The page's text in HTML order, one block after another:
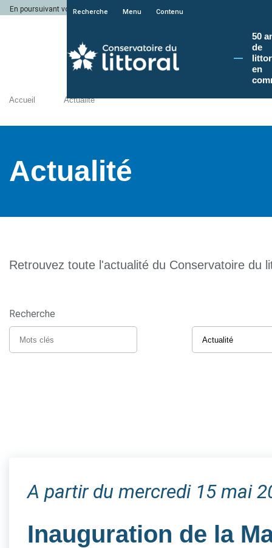
En poursuivant votre navigation sur le site du Conservatoire du littoral, vous
Recherche Menu Contenu
50
de
en
Accueil Actualité
Actualité
Retrouvez toute l'actualité du Conservatoire du
Recherche
A partir du mercredi 15 mai
Inauguration de la